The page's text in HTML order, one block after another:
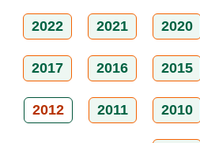
2022 2021 2020
2017 2016 2015
2012 2011 2010